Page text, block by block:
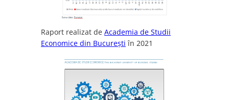
Raport realizat de Academia de Studii
Economice din București în 2021